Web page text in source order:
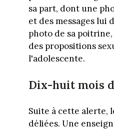
sa part, dont une
et des messages lui
photo de sa
des propositions
l'adolescente.
Dix-huit mois
Suite à cette alerte,
déliées. Une